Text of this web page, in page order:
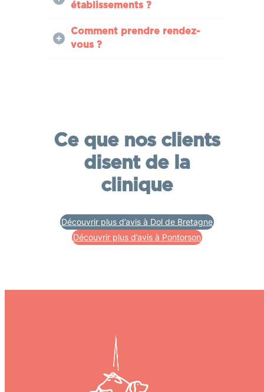
établissements ?
Comment prendre rendez-
vous ?
Ce que nos clients
disent de la
clinique
Découvrir plus d’avis à Dol de Bretagne
Découvrir plus d’avis à Pontorson